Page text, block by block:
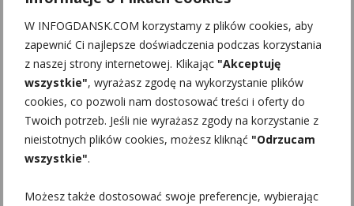
W INFOGDANSK.COM korzystamy z plików cookies, aby
zapewnić Ci najlepsze doświadczenia podczas korzystania
z naszej strony internetowej. Klikając "Akceptuję
wszystkie", wyrażasz zgodę na wykorzystanie plików
cookies, co pozwoli nam dostosować treści i oferty do
Twoich potrzeb. Jeśli nie wyrażasz zgody na korzystanie z
nieistotnych plików cookies, możesz kliknąć "Odrzucam
wszystkie".
Możesz także dostosować swoje preferencje, wybierając